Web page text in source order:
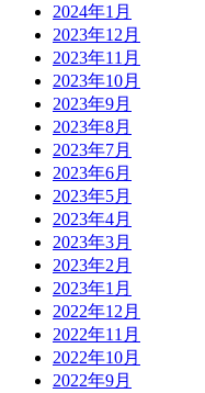
2024年1月
2023年12月
2023年11月
2023年10月
2023年9月
2023年8月
2023年7月
2023年6月
2023年5月
2023年4月
2023年3月
2023年2月
2023年1月
2022年12月
2022年11月
2022年10月
2022年9月